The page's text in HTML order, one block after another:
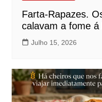
Farta-Rapazes.
calavam a fome á
Julho 15, 2026